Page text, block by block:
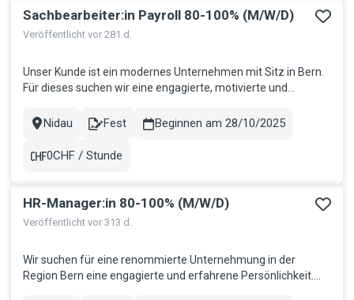
Sachbearbeiter:in Payroll 80-100% (M/W/D)
Veröffentlicht vor 281 d.
Unser Kunde ist ein modernes Unternehmen mit Sitz in Bern.
Für dieses suchen wir eine engagierte, motivierte und
Mitarbeit in der Lohnverarbeitung Zuständig für die korrekte
Beratung un...
Stadt
Nidau
Contract
Fest Beginnen am 28/10/2025
Gehalt
0CHF / Stunde
HR-Manager:in 80-100% (M/W/D)
Veröffentlicht vor 313 d.
Wir suchen für eine renommierte Unternehmung in der
Region Bern eine engagierte und erfahrene Persönlichkeit.